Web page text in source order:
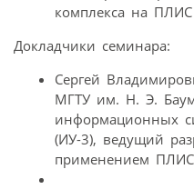
комплекса на
Докладчики семинара:
Сергей
МГТУ им. Н. Э.
информационных
(ИУ-3), ведущий
применением